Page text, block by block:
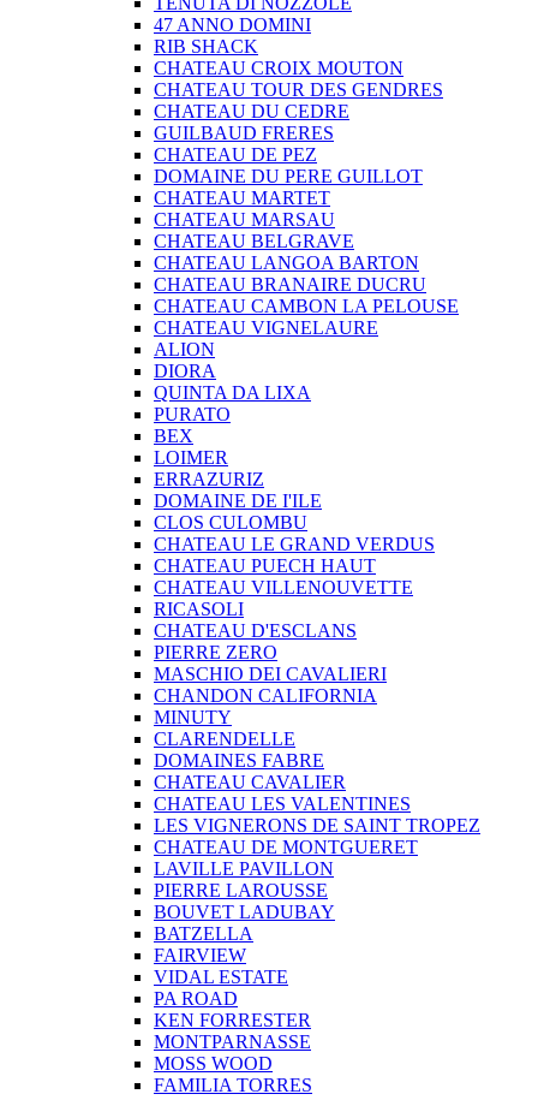
47 ANNO DOMINI
RIB SHACK
CHATEAU CROIX MOUTON
CHATEAU TOUR DES GENDRES
CHATEAU DU CEDRE
GUILBAUD FRERES
CHATEAU DE PEZ
DOMAINE DU PERE GUILLOT
CHATEAU MARTET
CHATEAU MARSAU
CHATEAU BELGRAVE
CHATEAU LANGOA BARTON
CHATEAU BRANAIRE DUCRU
CHATEAU CAMBON LA PELOUSE
CHATEAU VIGNELAURE
ALION
DIORA
QUINTA DA LIXA
PURATO
BEX
LOIMER
ERRAZURIZ
DOMAINE DE I'ILE
CLOS CULOMBU
CHATEAU LE GRAND VERDUS
CHATEAU PUECH HAUT
CHATEAU VILLENOUVETTE
RICASOLI
CHATEAU D'ESCLANS
PIERRE ZERO
MASCHIO DEI CAVALIERI
CHANDON CALIFORNIA
MINUTY
CLARENDELLE
DOMAINES FABRE
CHATEAU CAVALIER
CHATEAU LES VALENTINES
LES VIGNERONS DE SAINT TROPEZ
CHATEAU DE MONTGUERET
LAVILLE PAVILLON
PIERRE LAROUSSE
BOUVET LADUBAY
BATZELLA
FAIRVIEW
VIDAL ESTATE
PA ROAD
KEN FORRESTER
MONTPARNASSE
MOSS WOOD
FAMILIA TORRES